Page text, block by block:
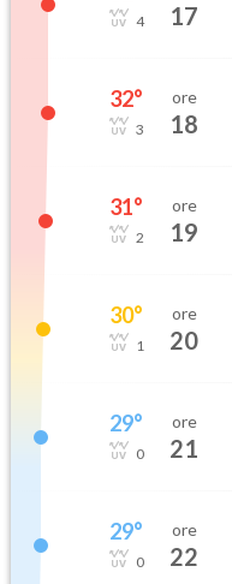
4 17
32°
3
ore
18
31°
2
ore
19
30°
1
ore
20
29°
0
ore
21
29°
0
ore
22